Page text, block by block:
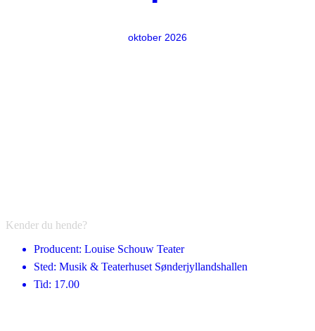
oktober 2026
Kender du hende?
Producent: Louise Schouw Teater
Sted: Musik & Teaterhuset Sønderjyllandshallen
Tid: 17.00